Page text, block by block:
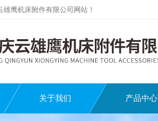
鹰机床附件有限公司网站！
关于我们 产品中心